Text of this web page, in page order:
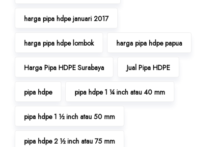
harga pipa hdpe januari 2017
harga pipa hdpe lombok harga pipa hdpe papua
Harga Pipa HDPE Surabaya Jual Pipa HDPE
pipa hdpe pipa hdpe 1 ¼ inch atau 40 mm
pipa hdpe 1 ½ inch atau 50 mm
pipa hdpe 2 ½ inch atau 75 mm